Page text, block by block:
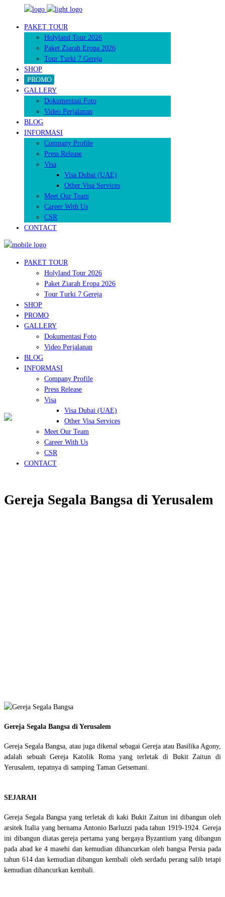
PAKET TOUR
Holyland Tour 2026
Paket Ziarah Eropa 2026
Tour Turki 7 Gereja
SHOP
PROMO
GALLERY
Dokumentasi Foto
Video Perjalanan
BLOG
INFORMASI
Company Profile
Press Release
Visa
Visa Dubai (UAE)
Other Visa Services
Meet Our Team
Career With Us
CSR
CONTACT
PAKET TOUR
Holyland Tour 2026
Paket Ziarah Eropa 2026
Tour Turki 7 Gereja
SHOP
PROMO
GALLERY
Dokumentasi Foto
Video Perjalanan
BLOG
INFORMASI
Company Profile
Press Release
Visa
Visa Dubai (UAE)
Other Visa Services
Meet Our Team
Career With Us
CSR
CONTACT
Gereja Segala Bangsa di Yerusalem
Gereja Segala Bangsa di Yerusalem
Gereja Segala Bangsa, atau juga dikenal sebagai Gereja atau Basilika Agony,
adalah sebuah Gereja Katolik Roma yang terletak di Bukit Zaitun di
Yerusalem, tepatnya di samping Taman Getsemani.
SEJARAH
Gereja Segala Bangsa yang terletak di kaki Bukit Zaitun ini dibangun oleh
arsitek Italia yang bernama Antonio Barluzzi pada tahun 1919-1924. Gereja
ini dibangun diatas gereja pertama yang bergaya Byzantium yang dibangun
pada abad ke 4 masehi dan kemudian dihancurkan oleh bangsa Persia pada
tahun 614 dan kemudian dibangun kembali oleh serdadu perang salib tetapi
kemudian dihancurkan kembali.